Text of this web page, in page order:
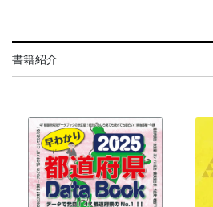
書籍紹介